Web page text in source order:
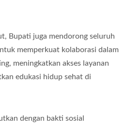
Bupati juga mendorong seluruh
memperkuat kolaborasi dalam
meningkatkan akses layanan
edukasi hidup sehat di
dengan bakti sosial